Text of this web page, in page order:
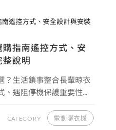
指南遙控方式、安
說明
？生活鎖事整合長輩晾衣
、遇阻停機保護重要性...
CATEGORY 電動曬衣機